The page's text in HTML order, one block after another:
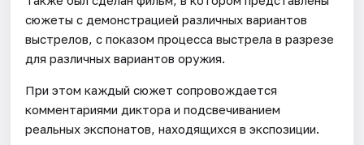
сюжеты с демонстрацией различных вариантов
выстрелов, с показом процесса выстрела в разрезе
для различных вариантов оружия.
При этом каждый сюжет сопровождается
комментариями диктора и подсвечиванием
реальных экспонатов, находящихся в экспозиции.